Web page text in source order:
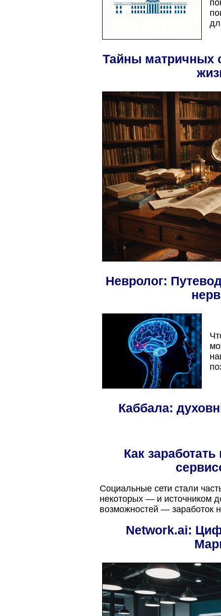
Тайны матричных
Невролог:
Каббала:
Как
Социальные сети стали
некоторых — и источником
возможностей — заработок
Network.ai: